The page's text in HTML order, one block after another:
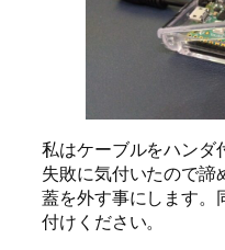
私はケーブルをハンダ
失敗に気付いたので諦
蓋を外す事にします。
付けください。